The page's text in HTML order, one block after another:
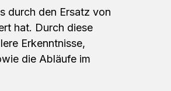
durch den Ersatz von
hat. Durch diese
Erkenntnisse,
die Abläufe im